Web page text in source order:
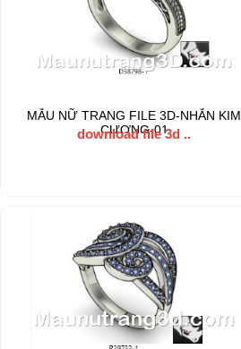
MẪU NỮ TRANG FILE 3D-NHẪN KIM
CƯƠNG-01
download file 3d ..